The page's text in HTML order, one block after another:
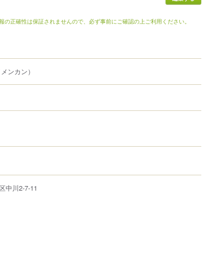
の正確性は保証されませんので、必ず事前にご確認の上ご利用ください。
メンカン）
中川2-7-11